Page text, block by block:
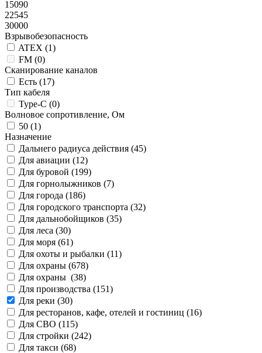
15090
22545
30000
Взрывобезопасность
ATEX (1)
FM (0)
Сканирование каналов
Есть (17)
Тип кабеля
Type-C (0)
Волновое сопротивление, Ом
50 (1)
Назначение
Дальнего радиуса действия (45)
Для авиации (12)
Для буровой (199)
Для горнолыжников (7)
Для города (186)
Для городского транспорта (32)
Для дальнобойщиков (35)
Для леса (30)
Для моря (61)
Для охоты и рыбалки (11)
Для охраны (678)
Для охраны (38)
Для производства (151)
Для реки (30)
Для ресторанов, кафе, отелей и гостиниц (16)
Для СВО (115)
Для стройки (242)
Для такси (68)